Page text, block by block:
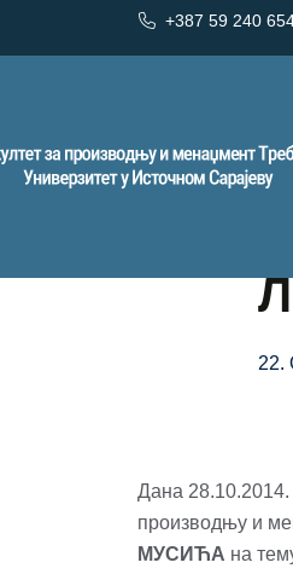
+387 59 240
22.
Дана 28.10.2014.
производњу и
МУСИЋА на